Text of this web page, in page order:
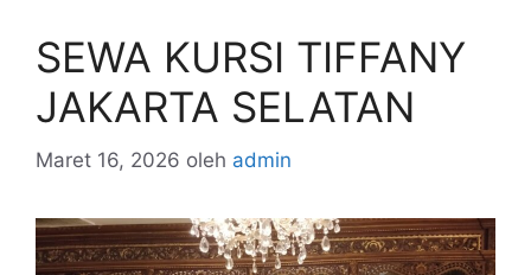
SEWA KURSI TIFFANY
JAKARTA SELATAN
Maret 16, 2026 oleh admin